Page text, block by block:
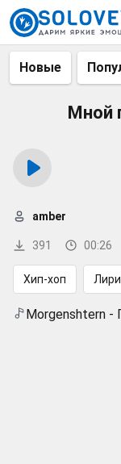
Новые
Мной
391 00:26
amber
Хип-хоп
Morgenshtern -